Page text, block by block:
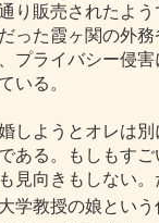
り販売されたよ
った霞ヶ関の外
プライバシー侵
いる。
しようとオレは
ある。もしもす
見向きもしない
学教授の娘とい